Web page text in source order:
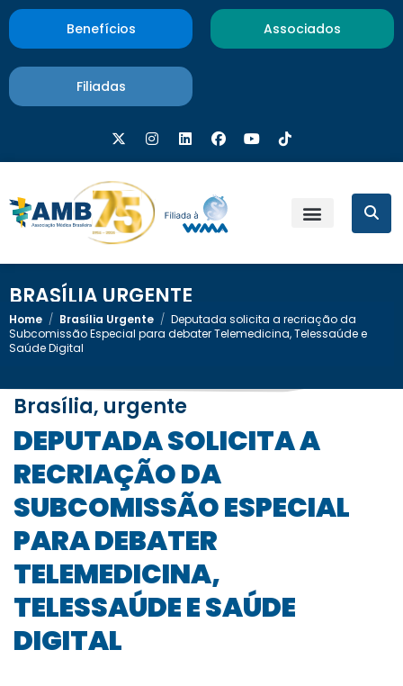
Benefícios Associados
Filiadas
BRASÍLIA URGENTE
Home / Brasília Urgente / Deputada solicita a recriação da
Subcomissão Especial para debater Telemedicina, Telessaúde e
Saúde Digital
Brasília, urgente
DEPUTADA SOLICITA A
RECRIAÇÃO DA
SUBCOMISSÃO ESPECIAL
PARA DEBATER
TELEMEDICINA,
TELESSAÚDE E SAÚDE
DIGITAL